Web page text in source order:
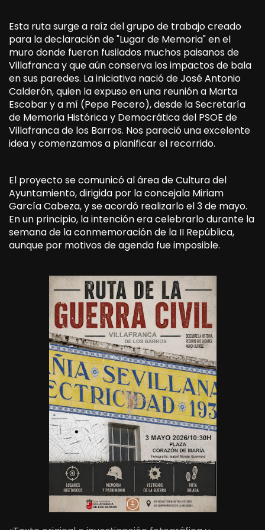
Esta ruta surge a raíz del grupo de trabajo creado
para la declaración de "Lugar de Memoria" en el
muro donde fueron fusilados muchos paisanos de
Villafranca y que aún conserva los impactos de bala
en sus paredes. La iniciativa nació de José Antonio
Calderón, quien la expuso en una reunión a Marta
Escobar y a mí (Pepe Pecero), desde la Secretaría
de Memoria Histórica y Democrática del PSOE de
Villafranca de los Barros. Nos pareció una excelente
idea y comenzamos a planificar el recorrido.
El proyecto se comunicó al área de Cultura del
Ayuntamiento, dirigida por la concejala Miriam
García Cabeza, y se acordó realizarlo el 3 de mayo.
En un principio, la intención era celebrarlo durante la
semana de la conmemoración de la II República,
aunque por motivos de agenda fue imposible.